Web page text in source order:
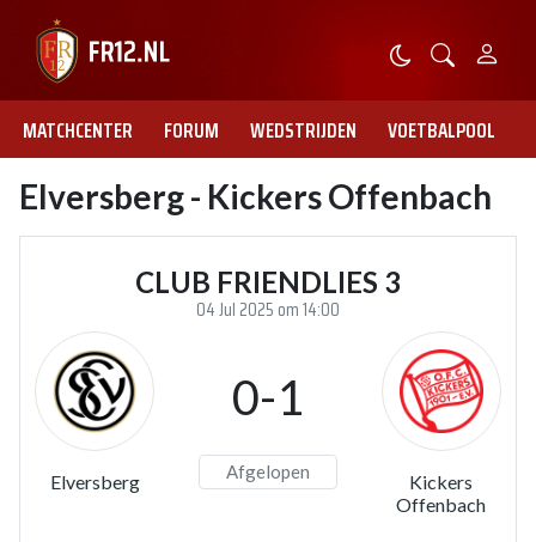
MATCHCENTER FORUM WEDSTRIJDEN VOETBALPOOL
Elversberg - Kickers Offenbach
CLUB FRIENDLIES 3
04 Jul 2025 om 14:00
Elversberg
0-1
Afgelopen
Kickers
Offenbach